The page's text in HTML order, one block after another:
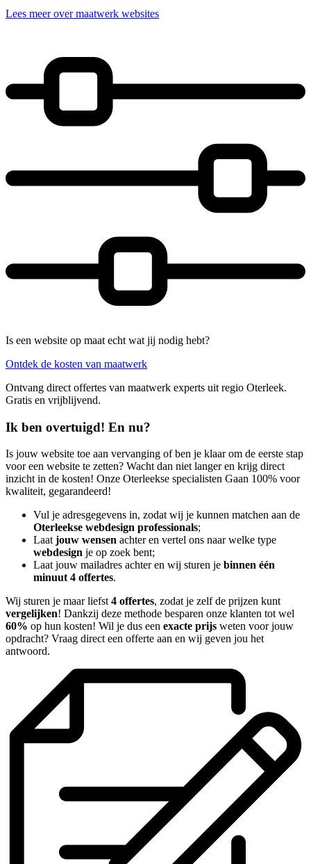
Lees meer over maatwerk websites
Is een website op maat echt wat jij nodig hebt?
Ontdek de kosten van maatwerk
Ontvang direct offertes van maatwerk experts uit regio Oterleek.
Gratis en vrijblijvend.
Ik ben overtuigd! En nu?
Is jouw website toe aan vervanging of ben je klaar om de eerste stap
voor een website te zetten? Wacht dan niet langer en krijg direct
inzicht in de kosten! Onze Oterleekse specialisten Gaan 100% voor
kwaliteit, gegarandeerd!
Vul je adresgegevens in, zodat wij je kunnen matchen aan de
Oterleekse webdesign professionals;
Laat jouw wensen achter en vertel ons naar welke type
webdesign je op zoek bent;
Laat jouw mailadres achter en wij sturen je binnen één
minuut 4 offertes.
Wij sturen je maar liefst 4 offertes, zodat je zelf de prijzen kunt
vergelijken! Dankzij deze methode besparen onze klanten tot wel
60% op hun kosten! Wil je dus een exacte prijs weten voor jouw
opdracht? Vraag direct een offerte aan en wij geven jou het
antwoord.